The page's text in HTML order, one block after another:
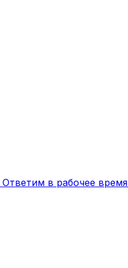
Ответим в рабочее время